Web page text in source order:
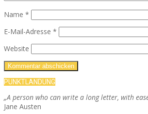
Name *
E-Mail-Adresse *
Website
PUNKTLANDUNG
„A person who can write a long letter, with
Jane Austen